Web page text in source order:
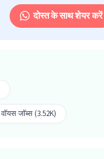
एक Full Time अवसर है
दोस्त के साथ शेयर करें
जॉब्स (3.52K)